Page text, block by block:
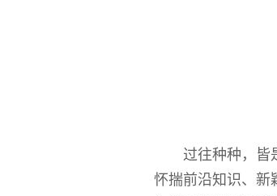
过往种种，皆
怀揣前沿知识、新